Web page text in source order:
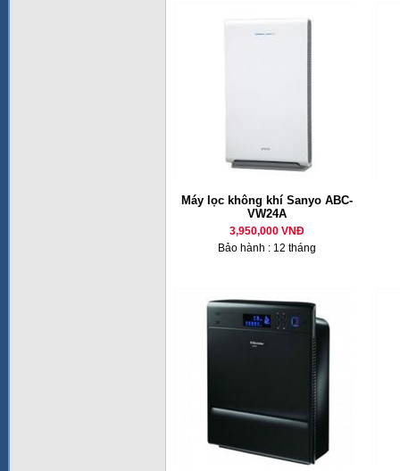
Máy lọc không khí Sanyo ABC-
VW24A
3,950,000 VNĐ
Bảo hành : 12 tháng